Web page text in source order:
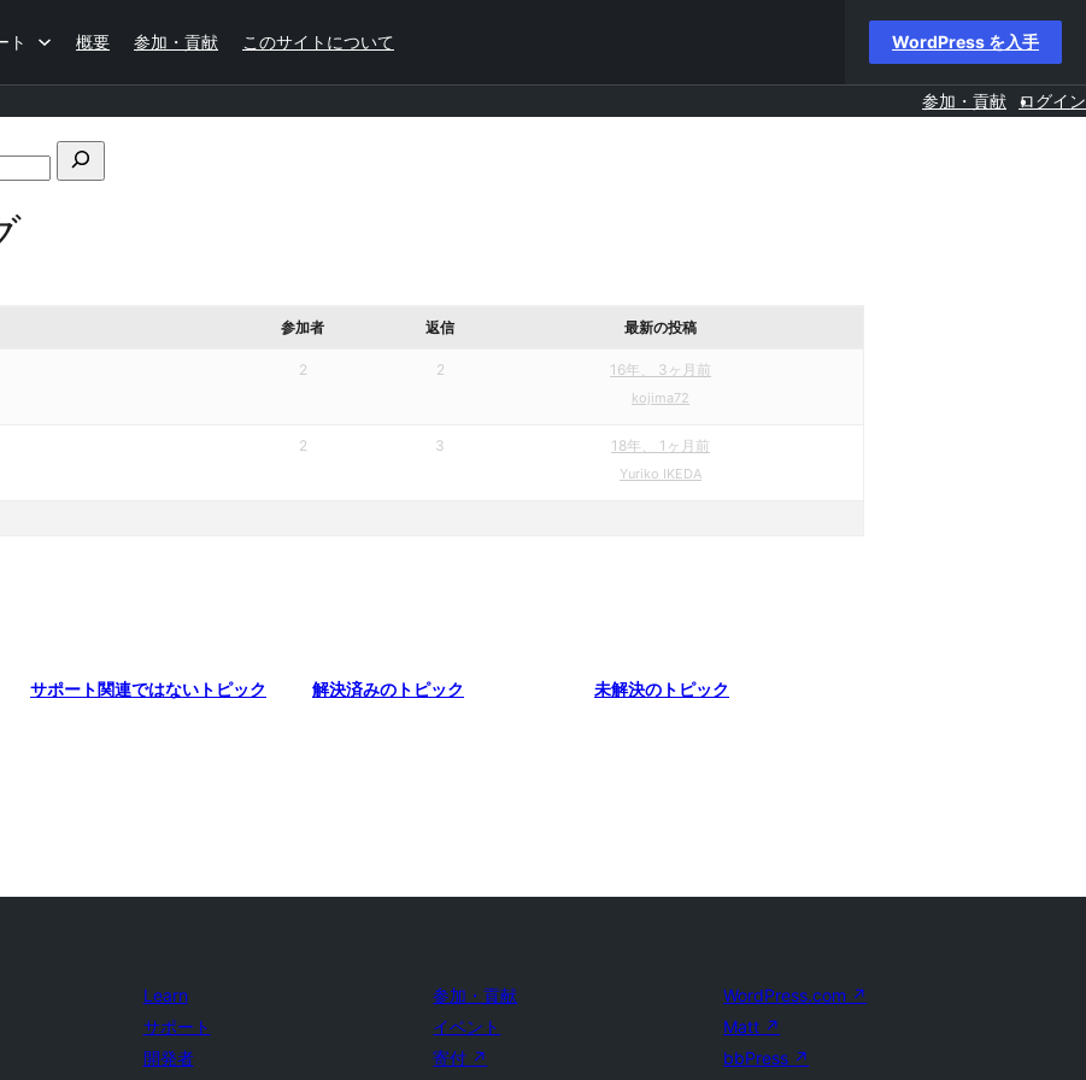
ト 概要 参加・貢献 このサイトについて WordPress を入手
参加・貢献 ログイン
フ
参加者 返信 最新の投稿
2 2 16年、 3ヶ月前
kojima72
2 3 18年、 1ヶ月前
Yuriko IKEDA
サポート関連ではないトピック 解決済みのトピック 未解決のトピック
Learn
サポート
開発者
参加・貢献
イベント
寄付 ↗
WordPress.com ↗
Matt ↗
bbPress ↗